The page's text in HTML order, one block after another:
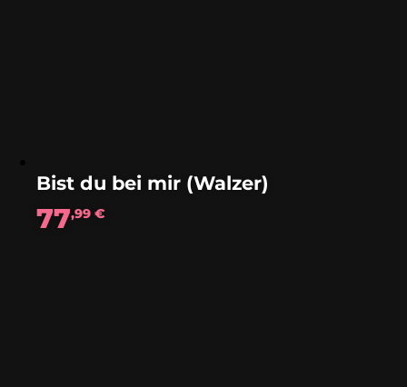
Bist du bei mir (Walzer)
77,99€